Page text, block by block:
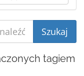
tagiem